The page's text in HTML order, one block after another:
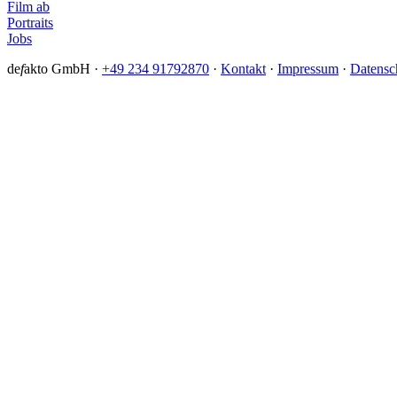
Film ab
Portraits
Jobs
defakto GmbH · +49 234 91792870 · Kontakt · Impressum ·